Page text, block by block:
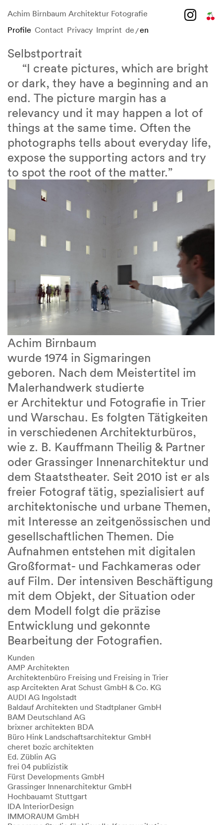
Achim Birnbaum Architektur Fotografie
Profile Contact Privacy Imprint de/en
Skip
to
content
Selbstportrait
“I create pictures, which are bright
or dark, they have a beginning and an
end. The picture margin has a
relevancy und it may happen a lot of
things at the same time. Often the
photographs tells about everyday life,
expose the supporting actors and try
to spot the root of the matter.”
Achim Birnbaum
wurde 1974 in Sigmaringen
geboren. Nach dem Meistertitel im
Malerhandwerk studierte
er Architektur und Fotografie in Trier
und Warschau. Es folgten Tätigkeiten
in verschiedenen Architekturbüros,
wie z. B. Kauffmann Theilig & Partner
oder Grassinger Innenarchitektur und
dem Staatstheater. Seit 2010 ist er als
freier Fotograf tätig, spezialisiert auf
architektonische und urbane Themen,
mit Interesse an zeitgenössischen und
gesellschaftlichen Themen. Die
Aufnahmen entstehen mit digitalen
Großformat- und Fachkameras oder
auf Film. Der intensiven Beschäftigung
mit dem Objekt, der Situation oder
dem Modell folgt die präzise
Entwicklung und gekonnte
Bearbeitung der Fotografien.
Kunden
AMP Architekten
Architektenbüro Freising und Freising in Trier
asp Arcitekten Arat Schust GmbH & Co. KG
AUDI AG Ingolstadt
Baldauf Architekten und Stadtplaner GmbH
BAM Deutschland AG
brixner architekten BDA
Büro Hink Landschaftsarchitektur GmbH
cheret bozic architekten
Ed. Züblin AG
frei 04 publizistik
Fürst Developments GmbH
Grassinger Innenarchitektur GmbH
Hochbauamt Stuttgart
IDA InteriorDesign
IMMORAUM GmbH